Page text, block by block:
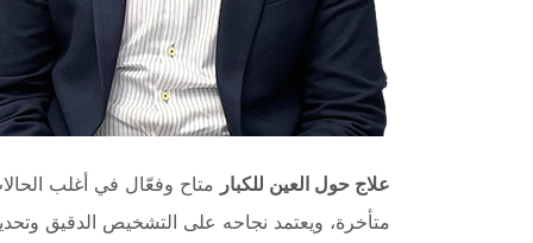
علاج حول العين للكبار متاح وفعّال في أغلب
متأخرة، ويعتمد نجاحه على التشخيص الدقيق